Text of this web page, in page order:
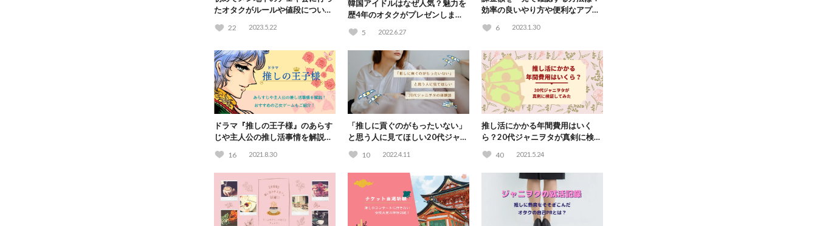
たオタクがルールや値段について
22 2023.5.22
韓国アイドルはなぜ人気？魅力を
歴4年のオタクがプレゼンしま
5 2022.6.27
効率の良いやり方や便利なアプリ
6 2023.1.30
ドラマ『推しの王子様』のあらす
じや主人公の推し活事情を解説！
16 2021.8.30
「推しに貢ぐのがもったいない」
と思う人に見てほしい20代ジャニ
10 2022.4.11
推し活にかかる年間費用はいく
ら？20代ジャニヲタが真剣に検証
40 2021.5.24